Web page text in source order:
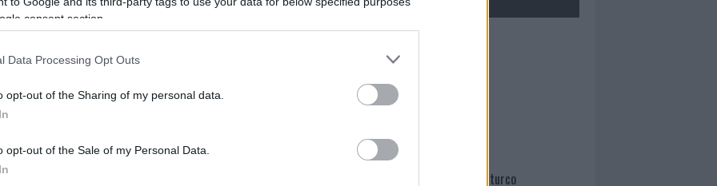
consent section.
Data Processing Opt Outs
opt-out of the Sharing of my personal data.
opt-out of the Sale of my Personal Data.
cliccandoqui
nella sezioneLogindal menù del sito o
Paolo Pinna
Martina Agostina Diturco